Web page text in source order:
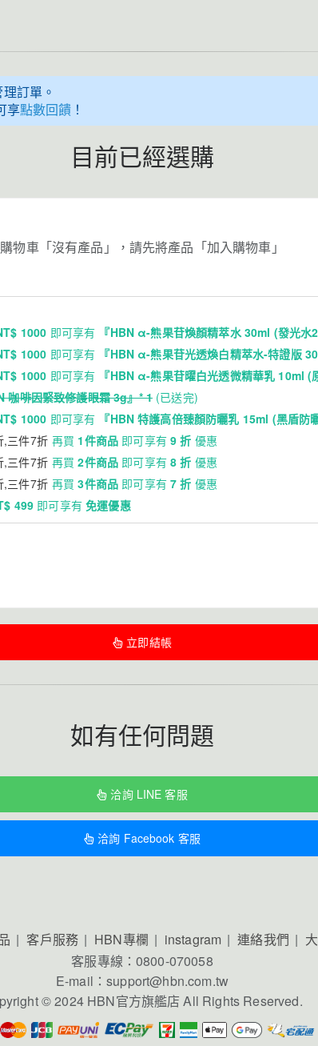
訂單。
享點數回饋！
目前已經選購
購物車「沒有產品」，請先將產品「加入購物車」
1000 即可享有 『HBN α-熊果苷煥顏精萃水 30ml (發光水
1000 即可享有 『HBN α-熊果苷光透煥白精萃水-特證版
1000 即可享有 『HBN α-熊果苷曜白光透微精華乳 10ml (
咖啡因緊致修護眼霜 3g』* 1 (已送完)
1000 即可享有 『HBN 特護高倍臻顏防曬乳 15ml (黑盾防
,三件7折 再買 1件商品 即可享有 9 折 優惠
,三件7折 再買2件商品 即可享有 8 折 優惠
,三件7折 再買3件商品 即可享有 7 折 優惠
499 即可享有免運優惠
立即結帳
如有任何問題
洽詢 LINE 客服
洽詢 Facebook 客服
客戶服務 HBN專欄 instagram 連絡我們
客服專線：0800-070058
E-mail：support@hbn.com.tw
© 2024 HBN官方旗艦店 All Rights Reserved.